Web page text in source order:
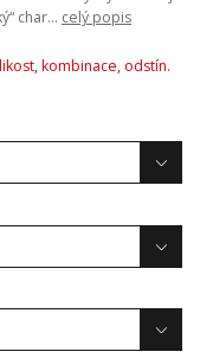
char... celý popis
kombinace, odstín.